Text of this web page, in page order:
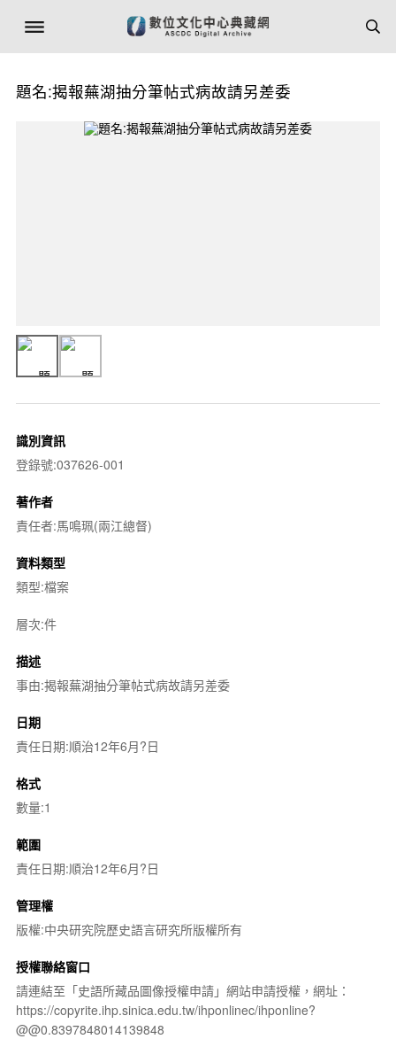
題名:揭報蕪湖抽分筆帖式病故請另差委
識別資訊
登錄號:037626-001
著作者
責任者:馬鳴珮(兩江總督)
資料類型
類型:檔案
層次:件
描述
事由:揭報蕪湖抽分筆帖式病故請另差委
日期
責任日期:順治12年6月?日
格式
數量:1
範圍
責任日期:順治12年6月?日
管理權
版權:中央研究院歷史語言研究所版權所有
授權聯絡窗口
請連結至「史語所藏品圖像授權申請」網站申請授權，網址：
https://copyrite.ihp.sinica.edu.tw/ihponlinec/ihponline?
@@0.8397848014139848